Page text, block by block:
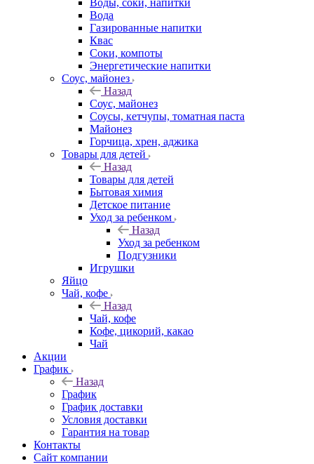
Воды, соки, напитки
Вода
Газированные напитки
Квас
Соки, компоты
Энергетические напитки
Соус, майонез
Назад
Соус, майонез
Соусы, кетчупы, томатная паста
Майонез
Горчица, хрен, аджика
Товары для детей
Назад
Товары для детей
Бытовая химия
Детское питание
Уход за ребенком
Назад
Уход за ребенком
Подгузники
Игрушки
Яйцо
Чай, кофе
Назад
Чай, кофе
Кофе, цикорий, какао
Чай
Акции
График
Назад
График
График доставки
Условия доставки
Гарантия на товар
Контакты
Сайт компании